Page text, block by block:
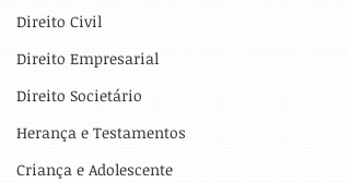
Direito Civil
Direito Empresarial
Direito Societário
Herança e Testamentos
Criança e Adolescente